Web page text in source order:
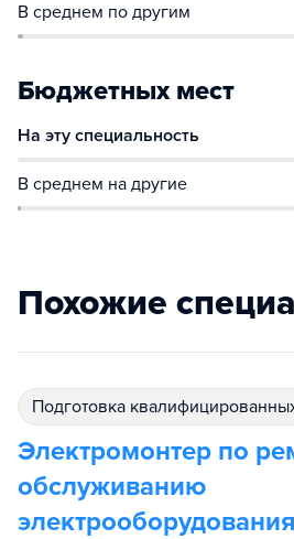
В среднем по другим
Бюджетных мест
На эту специальность
В среднем на другие
Похожие
подготовка
Электромонтер по
обслуживанию